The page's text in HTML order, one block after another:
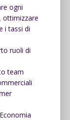
ogni
ottimizzare
i tassi di
ruoli di
team